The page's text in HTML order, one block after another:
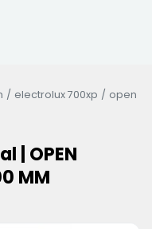
electrolux 700xp
open
| OPEN
MM